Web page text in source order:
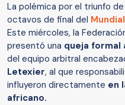
La polémica por el triunfo
octavos de final del
Este miércoles, la
presentó una queja formal
del equipo arbitral
Letexier, al que
influyeron directamente en
africano.